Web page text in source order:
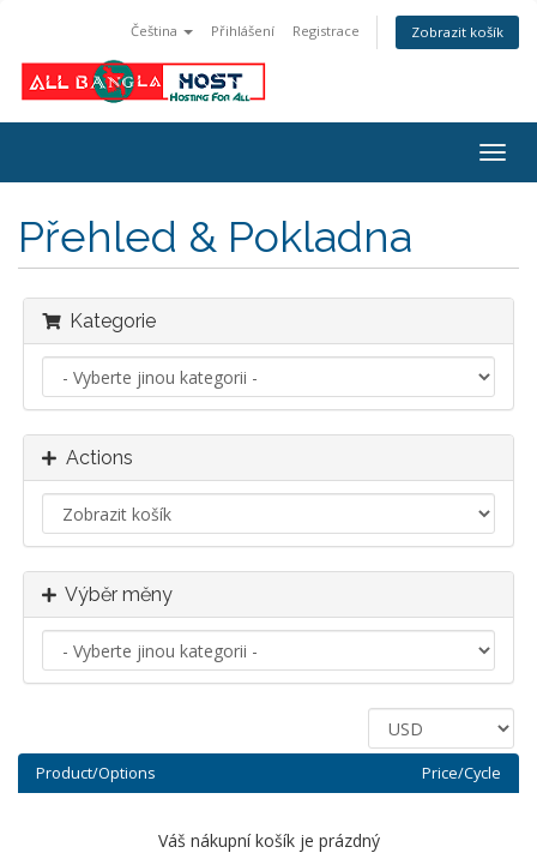
Čeština Přihlášení Registrace Zobrazit košík
Přehled & Pokladna
Kategorie
Actions
Výběr měny
Product/Options Price/Cycle
Váš nákupní košík je prázdný